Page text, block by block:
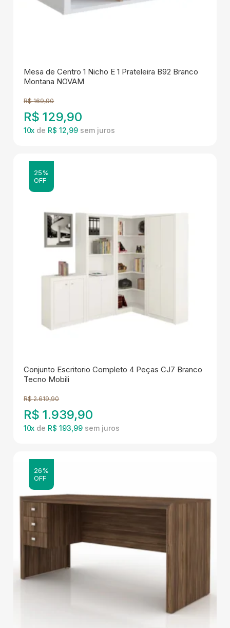
Mesa de Centro 1 Nicho E 1 Prateleira B92 Branco
Montana NOVAM
R$ 169,90
R$ 129,90
10x de R$ 12,99
25%
OFF
Conjunto Escritorio Completo 4 Peças CJ7 Branco
Tecno Mobili
R$ 2.619,90
R$ 1.939,90
10x de R$ 193,99
26%
OFF